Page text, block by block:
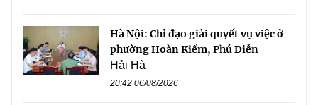
Hà Nội: Chỉ đạo giải quyết vụ việc ở
phường Hoàn Kiếm, Phú Diễn
Hải Hà
20:42 06/08/2026